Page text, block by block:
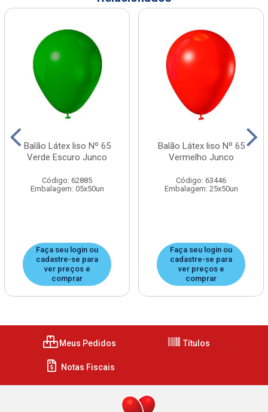
Balão Látex liso Nº 65
Verde Escuro Junco
Código: 62885
Embalagem: 05x50un
Faça seu login ou
cadastre-se para
ver preços e
comprar
Balão Látex liso Nº 65
Vermelho Junco
Código: 63446
Embalagem: 25x50un
Faça seu login ou
cadastre-se para
ver preços e
comprar
Meus Pedidos Títulos
Notas Fiscais